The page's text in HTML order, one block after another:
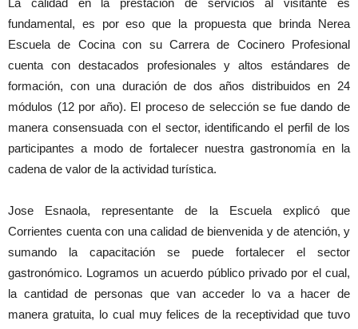
La calidad en la prestación de servicios al visitante es
fundamental, es por eso que la propuesta que brinda Nerea
Escuela de Cocina con su Carrera de Cocinero Profesional
cuenta con destacados profesionales y altos estándares de
formación, con una duración de dos años distribuidos en 24
módulos (12 por año). El proceso de selección se fue dando de
manera consensuada con el sector, identificando el perfil de los
participantes a modo de fortalecer nuestra gastronomía en la
cadena de valor de la actividad turística.
Jose Esnaola, representante de la Escuela explicó que
Corrientes cuenta con una calidad de bienvenida y de atención, y
sumando la capacitación se puede fortalecer el sector
gastronómico. Logramos un acuerdo público privado por el cual,
la cantidad de personas que van acceder lo va a hacer de
manera gratuita, lo cual muy felices de la receptividad que tuvo